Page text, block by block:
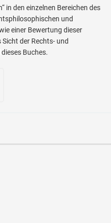
in den einzelnen Bereichen des
und
einer Bewertung dieser
der Rechts- und
Buches.